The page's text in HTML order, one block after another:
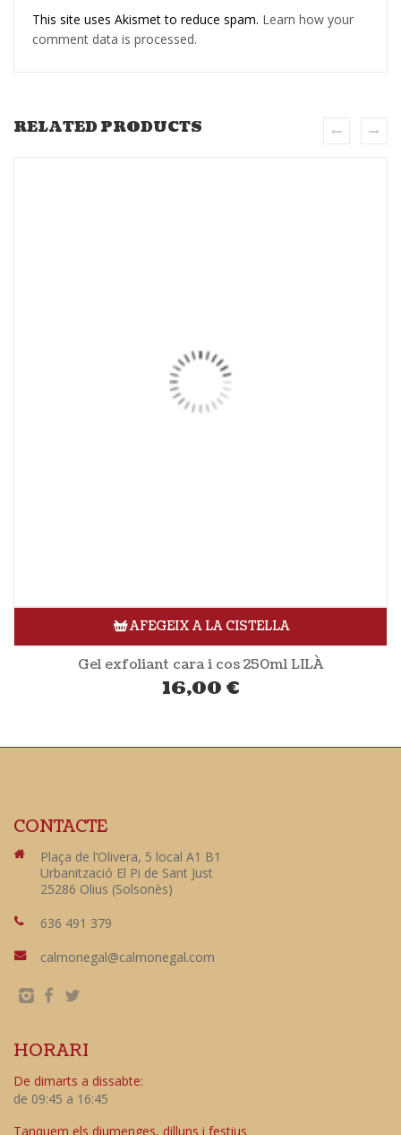
This site uses Akismet to reduce spam. Learn how your
comment data is processed.
RELATED PRODUCTS
AFEGEIX A LA CISTELLA
Gel exfoliant cara i cos 250ml LILÀ
16,00 €
CONTACTE
Plaça de l’Olivera, 5 local A1 B1
Urbanització El Pi de Sant Just
25286 Olius (Solsonès)
636 491 379
calmonegal@calmonegal.com
HORARI
De dimarts a dissabte:
de 09:45 a 16:45
Tanquem els diumenges, dilluns i festius